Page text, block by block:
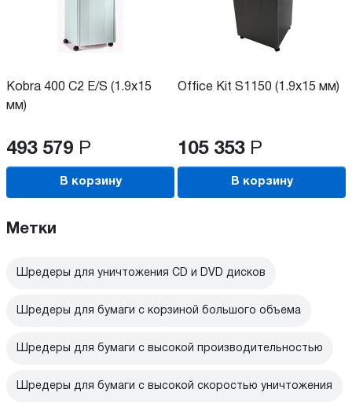
Kobra 400 C2 E/S (1.9x15
мм)
493 579 Р
В корзину
Office Kit S1150 (1.9x15 мм)
105 353 Р
В корзину
Метки
Шредеры для уничтожения CD и DVD дисков
Шредеры для бумаги с корзиной большого объема
Шредеры для бумаги с высокой производительностью
Шредеры для бумаги с высокой скоростью уничтожения